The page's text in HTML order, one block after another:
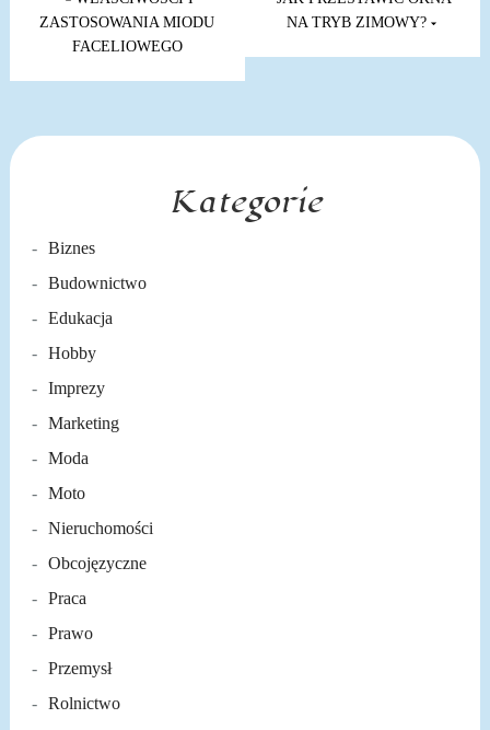
ZASTOSOWANIA MIODU
FACELIOWEGO
NA TRYB ZIMOWY?
Kategorie
Biznes
Budownictwo
Edukacja
Hobby
Imprezy
Marketing
Moda
Moto
Nieruchomości
Obcojęzyczne
Praca
Prawo
Przemysł
Rolnictwo